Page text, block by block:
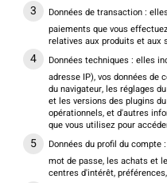
Données de transaction :
paiements que vous
relatives aux produits et aux
Données techniques : elles
adresse IP), vos données de
du navigateur, les réglages
et les versions des plugins
opérationnels, et d'autres
que vous utilisez pour
Données du profil du
mot de passe, les achats et
centres d'intérêt,